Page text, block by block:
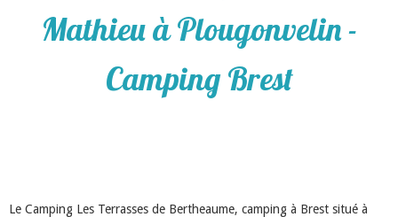
Mathieu à Plougonvelin -
Camping Brest
Le Camping Les Terrasses de Bertheaume, camping à Brest situé à